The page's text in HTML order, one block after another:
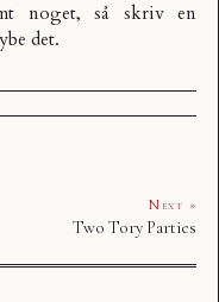
noget, så skriv en
det.
Next »
Two Tory Parties